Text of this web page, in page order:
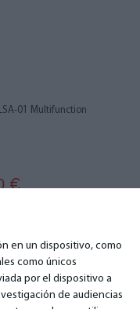
en un dispositivo, como
como únicos
por el dispositivo a
de audiencias
01 Multifunction
€